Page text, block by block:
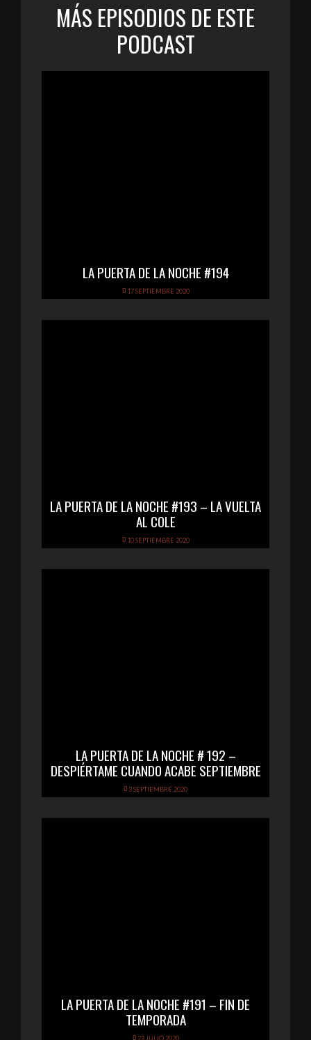
MÁS EPISODIOS DE ESTE
PODCAST
LA PUERTA DE LA NOCHE #194
17 SEPTIEMBRE 2020
LA PUERTA DE LA NOCHE #193 – LA VUELTA
AL COLE
10 SEPTIEMBRE 2020
LA PUERTA DE LA NOCHE # 192 –
DESPIÉRTAME CUANDO ACABE SEPTIEMBRE
3 SEPTIEMBRE 2020
LA PUERTA DE LA NOCHE #191 – FIN DE
TEMPORADA